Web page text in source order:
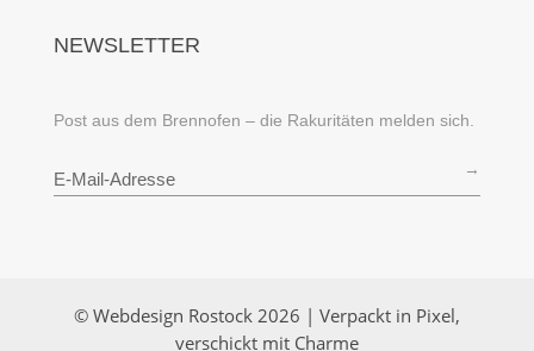
NEWSLETTER
Post aus dem Brennofen – die Rakuritäten melden sich.
→
© Webdesign Rostock 2026 | Verpackt in Pixel,
verschickt mit Charme